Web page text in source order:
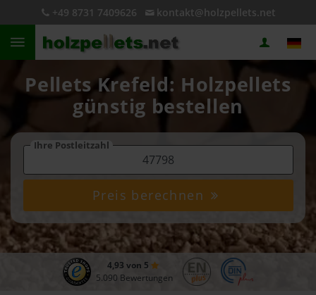
+49 8731 7409626 kontakt@holzpellets.net
Pellets Krefeld: Holzpellets
günstig bestellen
Ihre Postleitzahl
Preis berechnen
4,93 von 5
5.090 Bewertungen